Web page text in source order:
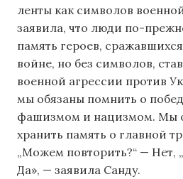
ленты как символов
заявила, что люди по-
память героев,
войне, но без символов,
военной агрессии против
мы обязаны помнить о
фашизмом и нацизмом. Мы
хранить память о главной
„Можем повторить?“ — Нет,
Да», — заявила Санду.